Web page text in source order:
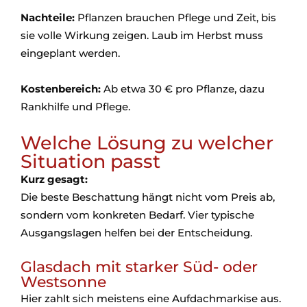
Nachteile: Pflanzen brauchen Pflege und Zeit, bis
sie volle Wirkung zeigen. Laub im Herbst muss
eingeplant werden.
Kostenbereich: Ab etwa 30 € pro Pflanze, dazu
Rankhilfe und Pflege.
Welche Lösung zu welcher
Situation passt
Kurz gesagt:
Die beste Beschattung hängt nicht vom Preis ab,
sondern vom konkreten Bedarf. Vier typische
Ausgangslagen helfen bei der Entscheidung.
Glasdach mit starker Süd- oder
Westsonne
Hier zahlt sich meistens eine Aufdachmarkise aus.